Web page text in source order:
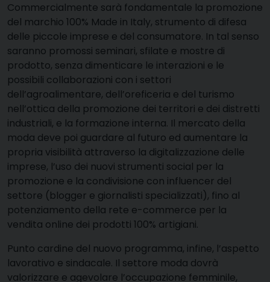
Commercialmente sarà fondamentale la promozione
del marchio 100% Made in Italy, strumento di difesa
delle piccole imprese e del consumatore. In tal senso
saranno promossi seminari, sfilate e mostre di
prodotto, senza dimenticare le interazioni e le
possibili collaborazioni con i settori
dell’agroalimentare, dell’oreficeria e del turismo
nell’ottica della promozione dei territori e dei distretti
industriali, e la formazione interna. Il mercato della
moda deve poi guardare al futuro ed aumentare la
propria visibilità attraverso la digitalizzazione delle
imprese, l’uso dei nuovi strumenti social per la
promozione e la condivisione con influencer del
settore (blogger e giornalisti specializzati), fino al
potenziamento della rete e-commerce per la
vendita online dei prodotti 100% artigiani.
Punto cardine del nuovo programma, infine, l’aspetto
lavorativo e sindacale. Il settore moda dovrà
valorizzare e agevolare l’occupazione femminile,